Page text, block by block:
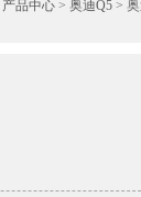
产品中心 > 奥迪Q5 >